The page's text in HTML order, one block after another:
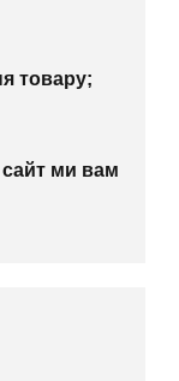
товару;
ми вам